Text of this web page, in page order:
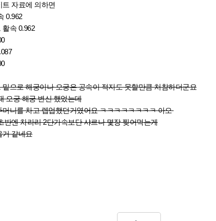
트 자료에 의하면
0.962
활속 0.962
밑으로 해궁이나 오궁은 공속이 적지도 못할만큼 처참하더군요
오궁 해궁 변신 했었는데
머니를 차고 렙업했던거였어요 ㅋㅋㅋㅋㅋㅋㅋㅋ 아오
반엔 차라리 2단가속보단 샤르나 몇장 찢어먹는게
거 같네요